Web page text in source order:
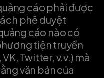
cáo phải được
phê duyệt
cáo nào có
tiện truyền
Twitter, v.v.) mà
văn bản của